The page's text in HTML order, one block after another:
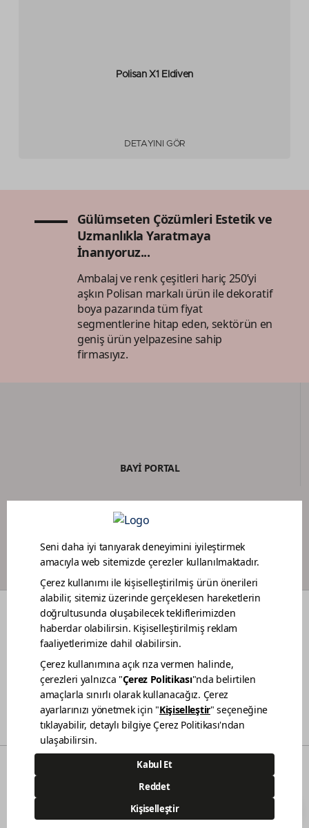
Polisan X1 Eldiven
DETAYINI GÖR
Gülümseten Çözümleri Estetik ve
Uzmanlıkla Yaratmaya
İnanıyoruz...
Ambalaj ve renk çeşitleri hariç 250’yi
aşkın Polisan markalı ürün ile dekoratif
boya pazarında tüm fiyat
segmentlerine hitap eden, sektörün en
geniş ürün yelpazesine sahip
firmasıyız.
BAYİ PORTAL
BOYACI SADAKAT PROGRAMI
RENKLER DEKORASYON FİKİRLERİ RENOVASYON
BAHÇE MOBİLYA BAKIMI
SATIŞ NOKTALARIMIZ İLETİŞİM
BİLGİ TOPLUMU HİZMETLERİ KVKK AÇIKLAMA
© 2021 - Polisan Kansai Boya San. ve Tic. A.Ş. | Her hakkı saklıdır.
Demircilerosb Mah. Refik Baydur Cad. No:7/3
Dilovası Kocaeli
(0262) 679 6000
444 83 80